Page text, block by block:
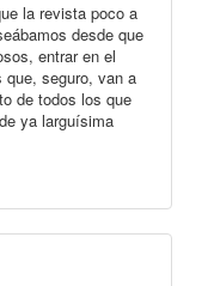
la revista poco a
desde que
entrar en el
que, seguro, van a
de todos los que
ya larguísima